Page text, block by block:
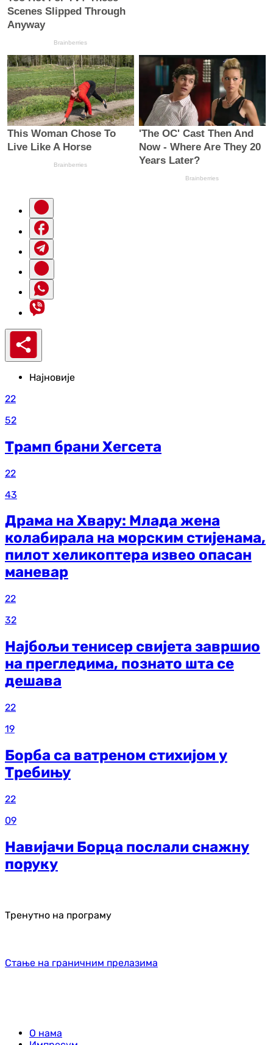
Најновије
22
52
Трамп брани Хегсета
22
43
Драма на Хвару: Млада жена
колабирала на морским стијенама,
пилот хеликоптера извео опасан
маневар
22
32
Најбољи тенисер свијета завршио
на прегледима, познато шта се
дешава
22
19
Борба са ватреном стихијом у
Требињу
22
09
Навијачи Борца послали снажну
поруку
Тренутно на програму
Стање на граничним прелазима
О нама